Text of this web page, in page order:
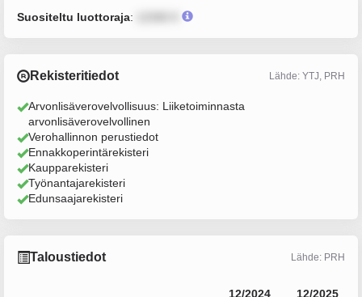
Suositeltu luottoraja:
Rekisteritiedot Lähde: YTJ, PRH
Arvonlisäverovelvollisuus: Liiketoiminnasta
arvonlisäverovelvollinen
Verohallinnon perustiedot
Ennakkoperintärekisteri
Kaupparekisteri
Työnantajarekisteri
Edunsaajarekisteri
Taloustiedot Lähde: PRH
12/2024 12/2025